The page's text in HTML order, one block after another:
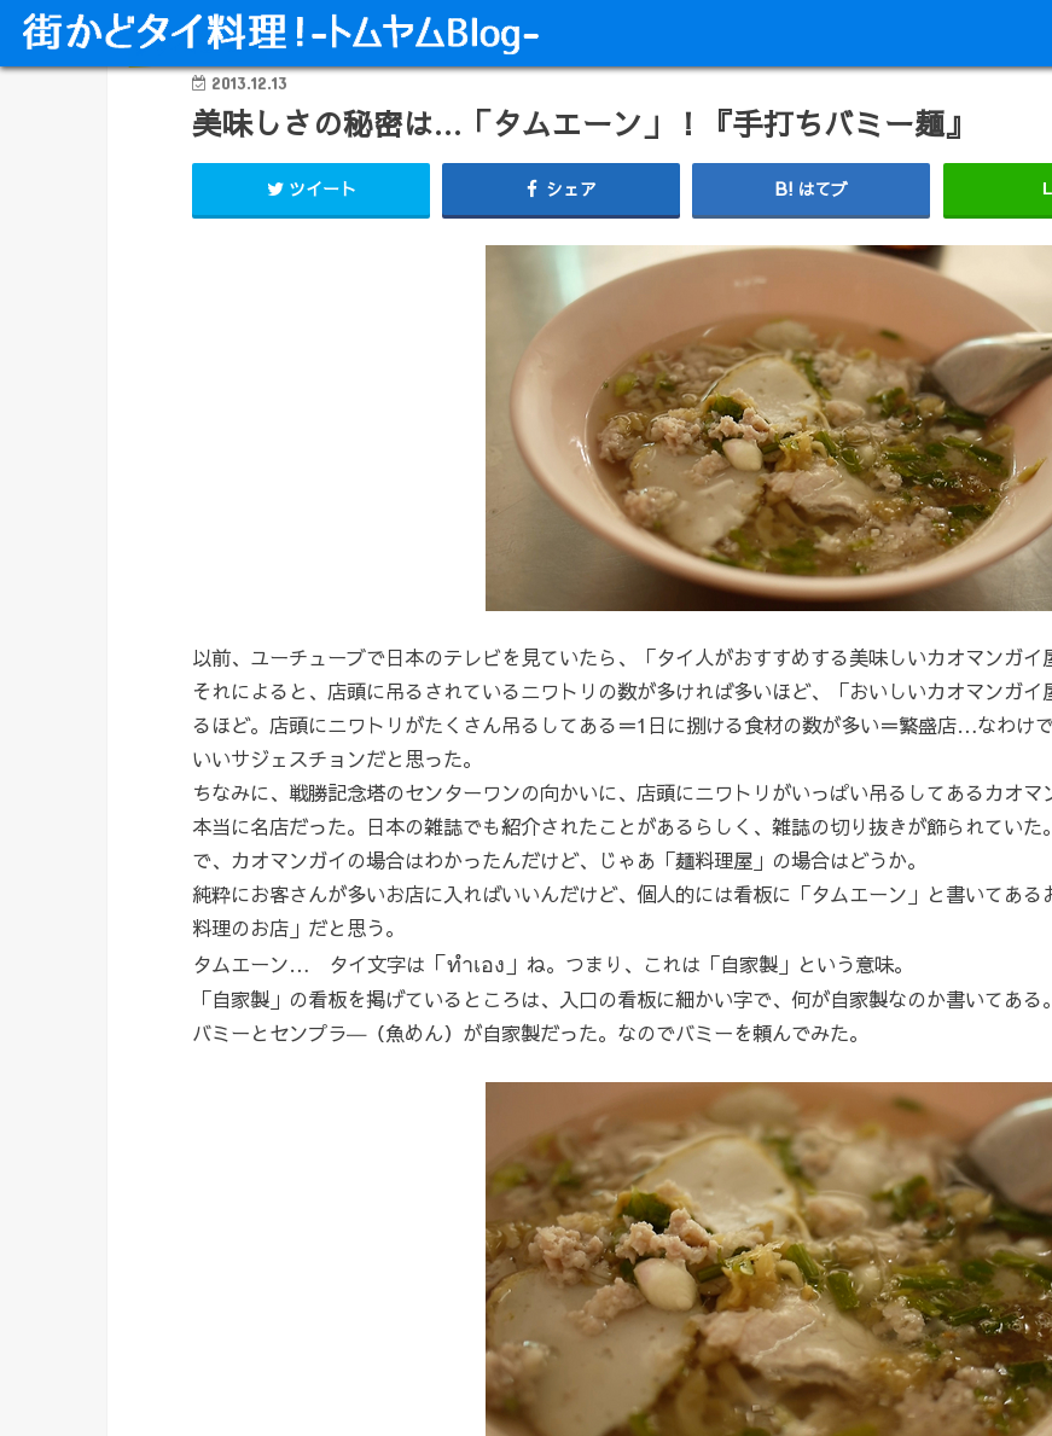
タイ料理 麺類
2013.12.13
美味しさの秘密は…「タムエーン」！『手打ちバミー麺』
ツイート シェア はてブ
以前、ユーチューブで日本のテレビを見ていたら、「タイ人がおすすめする美味しいカオマンガイ
それによると、店頭に吊るされているニワトリの数が多ければ多いほど、「おいしいカオマンガ
るほど。店頭にニワトリがたくさん吊るしてある＝1日に捌ける食材の数が多い＝繁盛店…なわけ
いいサジェスチョンだと思った。
ちなみに、戦勝記念塔のセンターワンの向かいに、店頭にニワトリがいっぱい吊るしてあるカオ
本当に名店だった。日本の雑誌でも紹介されたことがあるらしく、雑誌の切り抜きが飾られていた。
で、カオマンガイの場合はわかったんだけど、じゃあ「麺料理屋」の場合はどうか。
純粋にお客さんが多いお店に入ればいいんだけど、個人的には看板に「タムエーン」と書いてあ
料理のお店」だと思う。
タムエーン… タイ文字は 「ทำเอง」 ね。つまり、これは「自家製」という意味。
「自家製」の看板を掲げているところは、入口の看板に細かい字で、何が自家製なのか書いてある
バミーとセンプラ―（魚めん）が自家製だった。なのでバミーを頼んでみた。